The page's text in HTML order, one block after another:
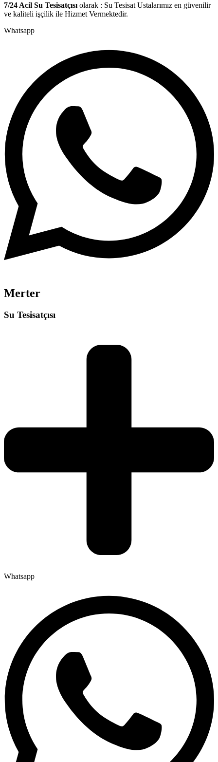
7/24 Acil Su Tesisatçısı olarak : Su Tesisat Ustalarımız en güvenilir
ve kaliteli işçilik ile Hizmet Vermektedir.
Whatsapp
Merter
Su Tesisatçısı
Whatsapp